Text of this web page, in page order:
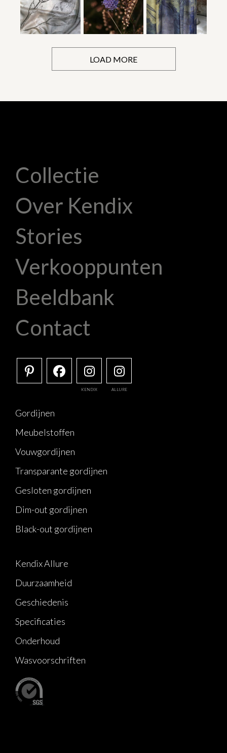
LOAD MORE
Collectie
Over Kendix
Stories
Verkooppunten
Beeldbank
Contact
KENDIX ALLURE
Gordijnen
Meubelstoffen
Vouwgordijnen
Transparante gordijnen
Gesloten gordijnen
Dim-out gordijnen
Black-out gordijnen
Kendix Allure
Duurzaamheid
Geschiedenis
Specificaties
Onderhoud
Wasvoorschriften